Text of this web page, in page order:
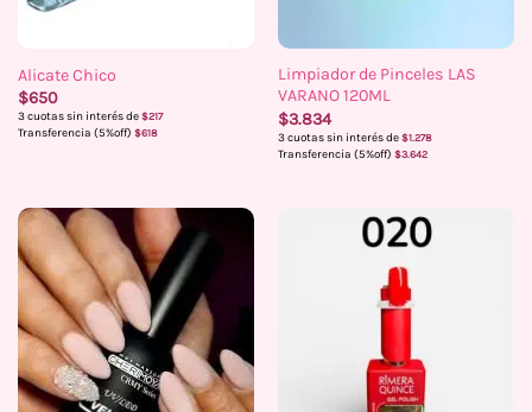
Alicate Chico
$650
3 cuotas sin interés de $217
Transferencia (5%off) $618
Limpiador de Pinceles LAS
VARANO 120ML
$3.834
3 cuotas sin interés de $1.278
Transferencia (5%off) $3.642